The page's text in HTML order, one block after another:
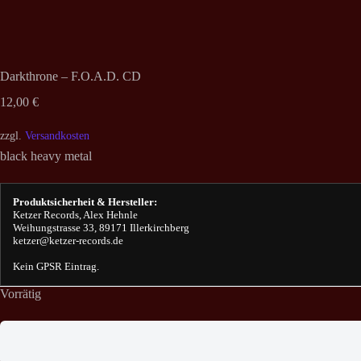
Darkthrone – F.O.A.D. CD
12,00 €
zzgl. Versandkosten
black heavy metal
Produktsicherheit & Hersteller:
Ketzer Records, Alex Hehnle
Weihungstrasse 33, 89171 Illerkirchberg
ketzer@ketzer-records.de
Kein GPSR Eintrag.
Vorrätig